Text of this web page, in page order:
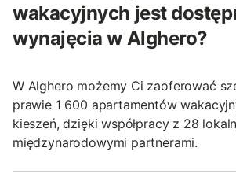
wakacyjnych jest
wynajęcia w Alghero?
W Alghero możemy Ci zaoferować
prawie 1 600 apartamentów
kieszeń, dzięki współpracy z 28
międzynarodowymi partnerami.